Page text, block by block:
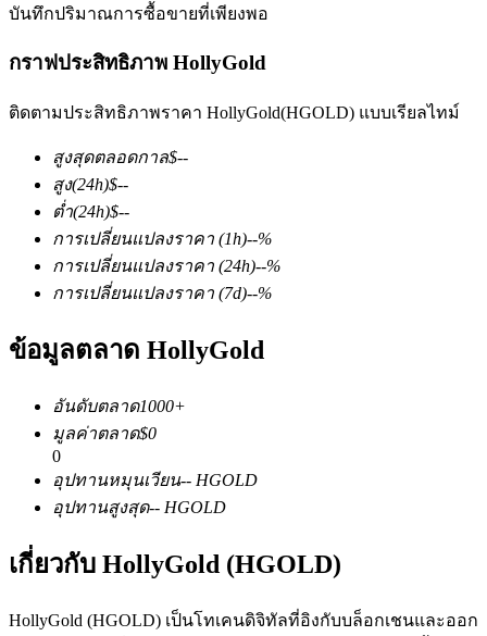
ฟิวเจอร์ส COIN-M
ฟิวเจอร์สสกุลเงินดิจิทัล
อนุพันธ์ของหุ้น ฟอเร็กซ์ โลหะมีค่า และสินค้าโภคภัณฑ์
ฟิวเจอร์ส USDC
ฟิวเจอร์สที่ใช้ USDC เป็นหลักประกัน
บันทึกปริมาณการซื้อขายที่เพียงพอ
กราฟประสิทธิภาพ HollyGold
ติดตามประสิทธิภาพราคา HollyGold(HGOLD) แบบเรียลไทม์
สูงสุดตลอดกาล$--
สูง(24h)$--
ต่ำ(24h)$--
การเปลี่ยนแปลงราคา (1h)--%
การเปลี่ยนแปลงราคา (24h)--%
การเปลี่ยนแปลงราคา (7d)--%
ข้อมูลตลาด HollyGold
อันดับตลาด1000+
มูลค่าตลาด$0
0
อุปทานหมุนเวียน-- HGOLD
อุปทานสูงสุด-- HGOLD
เกี่ยวกับ HollyGold (HGOLD)
HollyGold (HGOLD) เป็นโทเคนดิจิทัลที่อิงกับบล็อกเชนและออก